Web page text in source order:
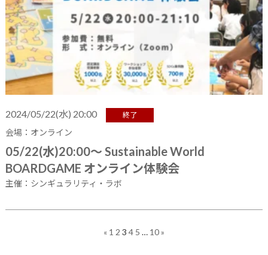
2024/05/22(水) 20:00 終了
会場：オンライン
05/22(水)20:00～ Sustainable World
BOARDGAME オンライン体験会
主催：シンギュラリティ・ラボ
« 1 2 3 4 5 … 10»